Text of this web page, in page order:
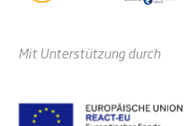
Mit Unterstützung durch